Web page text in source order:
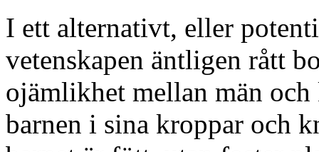
I ett alternativt, eller
vetenskapen äntligen rått
ojämlikhet mellan män
barnen i sina kroppar och